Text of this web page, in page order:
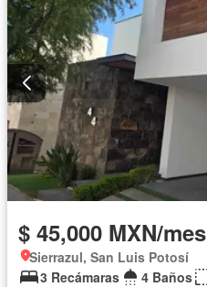
$ 45,000 MXN/mes
Sierrazul, San Luis Potosí
3 Recámaras
4 Baños